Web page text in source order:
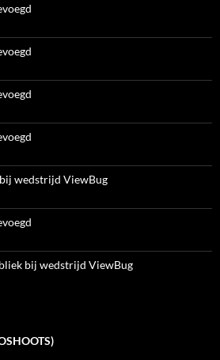
wedstrijd ViewBug
bij wedstrijd ViewBug